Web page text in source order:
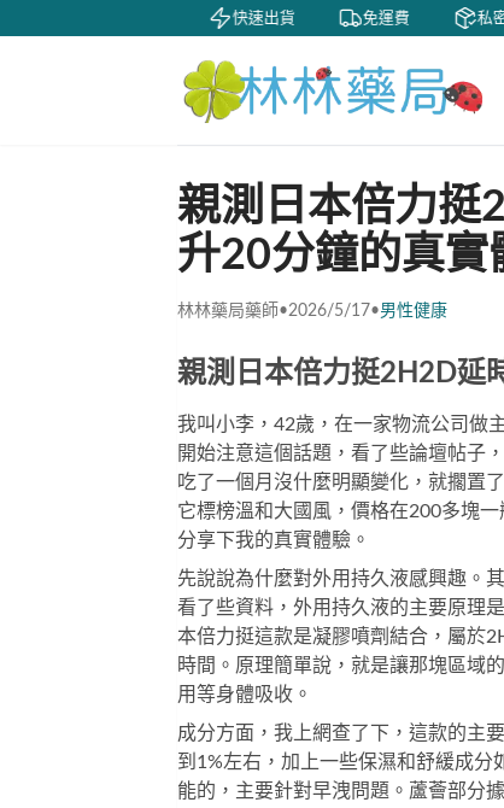
快速出貨 免運費 私密包
親測日本倍力挺
升20分鐘的真實
林林藥局藥師•2026/5/17•男性健康
親測日本倍力挺2H2D延
我叫小李，42歲，在一家物流公司做
開始注意這個話題，看了些論壇帖子
吃了一個月沒什麼明顯變化，就擱置
它標榜溫和大國風，價格在200多塊
分享下我的真實體驗。
先說說為什麼對外用持久液感興趣。
看了些資料，外用持久液的主要原理
本倍力挺這款是凝膠噴劑結合，屬於
時間。原理簡單說，就是讓那塊區域
用等身體吸收。
成分方面，我上網查了下，這款的主
到1%左右，加上一些保濕和舒緩成
能的，主要針對早洩問題。蘆薈部分